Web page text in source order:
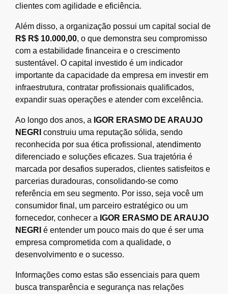
clientes com agilidade e eficiência.
Além disso, a organização possui um capital social de
R$ R$ 10.000,00, o que demonstra seu compromisso
com a estabilidade financeira e o crescimento
sustentável. O capital investido é um indicador
importante da capacidade da empresa em investir em
infraestrutura, contratar profissionais qualificados,
expandir suas operações e atender com excelência.
Ao longo dos anos, a IGOR ERASMO DE ARAUJO
NEGRI construiu uma reputação sólida, sendo
reconhecida por sua ética profissional, atendimento
diferenciado e soluções eficazes. Sua trajetória é
marcada por desafios superados, clientes satisfeitos e
parcerias duradouras, consolidando-se como
referência em seu segmento. Por isso, seja você um
consumidor final, um parceiro estratégico ou um
fornecedor, conhecer a IGOR ERASMO DE ARAUJO
NEGRI é entender um pouco mais do que é ser uma
empresa comprometida com a qualidade, o
desenvolvimento e o sucesso.
Informações como estas são essenciais para quem
busca transparência e segurança nas relações